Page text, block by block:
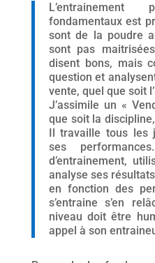
fondamentaux est
sont de la poudre
sont pas
disent bons, mais
question et
vente, quel que soit
J’assimile un «
que soit la
Il travaille tous les
ses
d’entrainement,
analyse ses
en fonction des
s’entraine s’en
niveau doit être
appel à son